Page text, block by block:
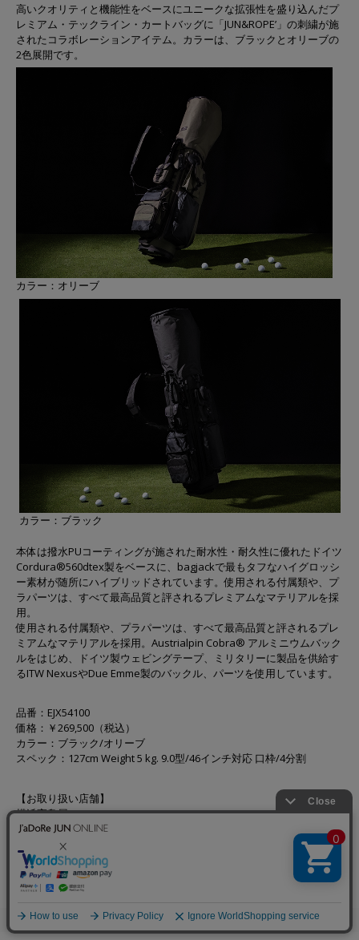
高いクオリティと機能性をベースにユニークな拡張性を盛り込んだプ
レミアム・テックライン・カートバッグに「JUN&ROPE’」の刺繍が施
されたコラボレーションアイテム。カラーは、ブラックとオリーブの
2色展開です。
カラー：オリーブ
カラー：ブラック
本体は撥水PUコーティングが施された耐水性・耐久性に優れたドイツ
Cordura®560dtex製をベースに、bagjackで最もタフなハイグロッシ
ー素材が随所にハイブリッドされています。使用される付属類や、プ
ラパーツは、すべて最高品質と評されるプレミアムなマテリアルを採
用。
使用される付属類や、プラパーツは、すべて最高品質と評されるプレ
ミアムなマテリアルを採用。Austrialpin Cobra® アルミニウムバック
ルをはじめ、ドイツ製ウェビングテープ、ミリタリーに製品を供給す
るITW NexusやDue Emme製のバックル、パーツを使用しています。
品番：EJX54100
価格：￥269,500（税込）
カラー：ブラック/オリーブ
スペック：127cm Weight 5 kg. 9.0型/46インチ対応 ⼝枠/4分割
【お取り扱い店舗】
横浜⾼島屋 POP UP
⼤名古屋ビルヂング
オンラインストア：
https://www.junonline.jp/jun-and-rope/